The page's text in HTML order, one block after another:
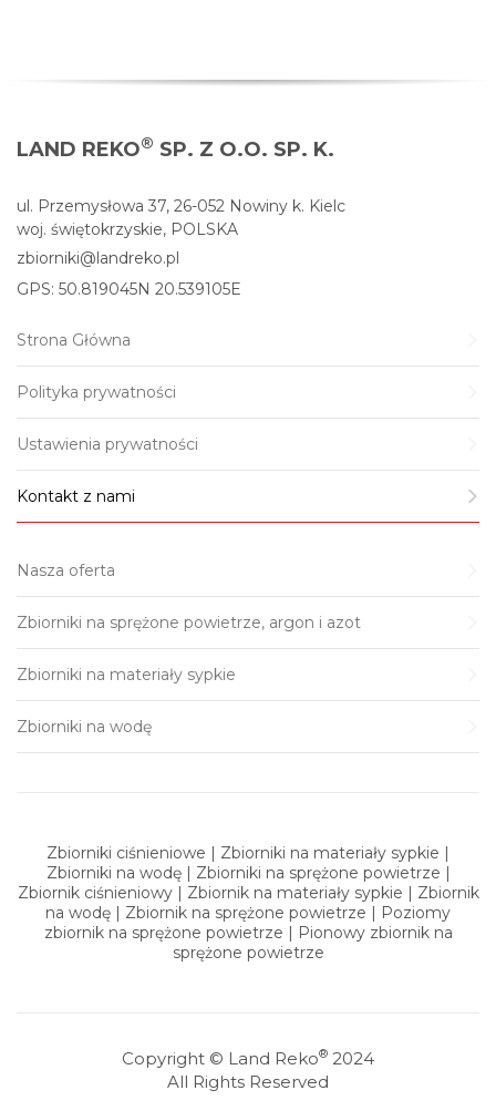
LAND REKO® SP. Z O.O. SP. K.
ul. Przemysłowa 37, 26-052 Nowiny k. Kielc
woj. świętokrzyskie, POLSKA
zbiorniki@landreko.pl
GPS: 50.819045N 20.539105E
Strona Główna
Polityka prywatności
Ustawienia prywatności
Kontakt z nami
Nasza oferta
Zbiorniki na sprężone powietrze, argon i azot
Zbiorniki na materiały sypkie
Zbiorniki na wodę
Zbiorniki ciśnieniowe | Zbiorniki na materiały sypkie |
Zbiorniki na wodę | Zbiorniki na sprężone powietrze |
Zbiornik ciśnieniowy | Zbiornik na materiały sypkie | Zbiornik
na wodę | Zbiornik na sprężone powietrze | Poziomy
zbiornik na sprężone powietrze | Pionowy zbiornik na
sprężone powietrze
Copyright © Land Reko® 2024
All Rights Reserved